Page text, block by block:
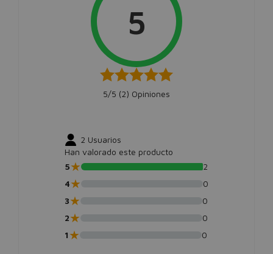
5
5/5 (2) Opiniones
2 Usuarios
Han valorado este producto
5★
2
4★
0
3★
0
2★
0
1★ 0